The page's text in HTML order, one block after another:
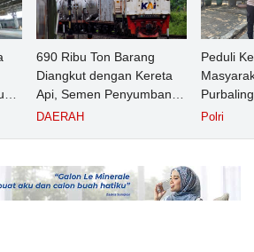
690 Ribu Ton Barang
Diangkut dengan Kereta
Api, Semen Penyumbang
Volume Terbesar
Semester 1 Tahun 2026
DAERAH
Peduli
Pasien
Polri